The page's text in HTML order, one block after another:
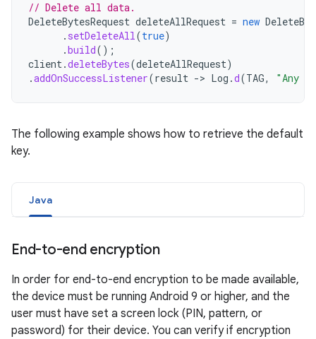
// Delete all data.
DeleteBytesRequest deleteAllRequest = new
. setDeleteAll(true)
.build();
client.deleteBytes(deleteAllRequest)
.addOnSuccessListener(result -> Log .d(TAG, "Any
The following example shows how to retrieve the default
key.
Java
End-to-end encryption
In order for end-to-end encryption to be made available,
the device must be running Android 9 or higher, and the
user must have set a screen lock (PIN, pattern, or
password) for their device. You can verify if encryption